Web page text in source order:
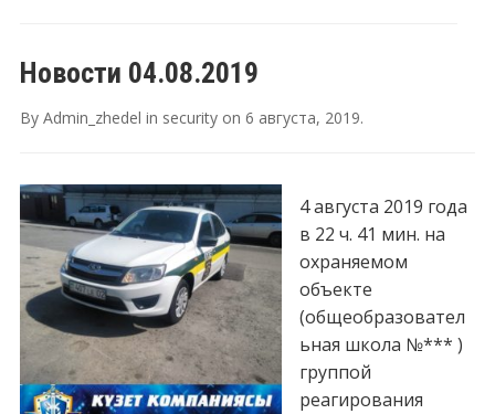
Новости 04.08.2019
By Admin_zhedel in securityon 6 августа, 2019.
4 августа 2019 года
в 22 ч. 41 мин. на
охраняемом
объекте
(общеобразовател
ьная школа №*** )
группой
реагирования